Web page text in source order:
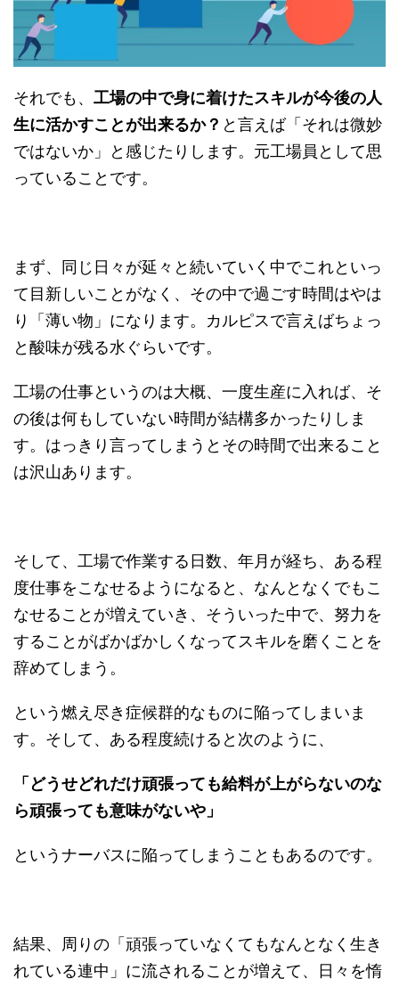
それでも、 工場の中で身に着けたスキルが今後の人
生に活かすことが出来るか？ と言えば「それは微妙
ではないか」と感じたりします。元工場員として思
っていることです。
まず、同じ日々が延々と続いていく中でこれといっ
て目新しいことがなく、その中で過ごす時間はやは
り「薄い物」になります。カルピスで言えばちょっ
と酸味が残る水ぐらいです。
工場の仕事というのは大概、一度生産に入れば、そ
の後は何もしていない時間が結構多かったりしま
す。はっきり言ってしまうとその時間で出来ること
は沢山あります。
そして、工場で作業する日数、年月が経ち、ある程
度仕事をこなせるようになると、なんとなくでもこ
なせることが増えていき、そういった中で、努力を
することがばかばかしくなってスキルを磨くことを
辞めてしまう。
という燃え尽き症候群的なものに陥ってしまいま
す。そして、ある程度続けると次のように、
「どうせどれだけ頑張っても給料が上がらないのな
ら頑張っても意味がないや」
というナーバスに陥ってしまうこともあるのです。
結果、周りの「頑張っていなくてもなんとなく生き
れている連中」に流されることが増えて、日々を惰